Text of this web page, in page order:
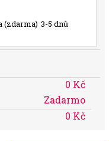
(zdarma) 3-5 dnů
0 Kč
Zadarmo
0 Kč